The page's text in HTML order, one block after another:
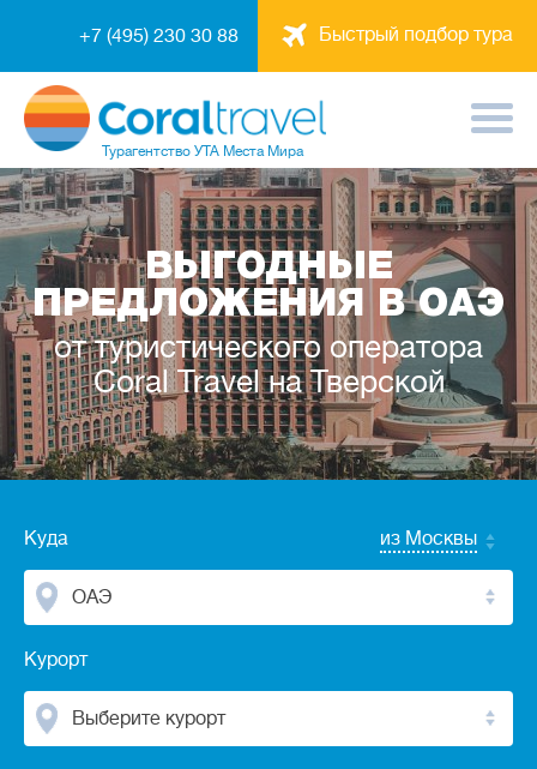
Быстрый подбор тура
+7 (495) 230 30 88
Турагентство УТА Места Мира
ВЫГОДНЫЕ
ПРЕДЛОЖЕНИЯ В ОАЭ
от туристического оператора
Coral Travel на Тверской
Куда из Москвы
ОАЭ
Курорт
Выберите курорт